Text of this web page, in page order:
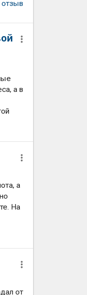
отзыв
а в
а
На
от